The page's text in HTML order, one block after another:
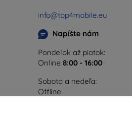
info@top4mobile.eu
Napíšte nám
Pondelok až piatok:
Online 8:00 - 16:00
Sobota a nedeľa:
Offline